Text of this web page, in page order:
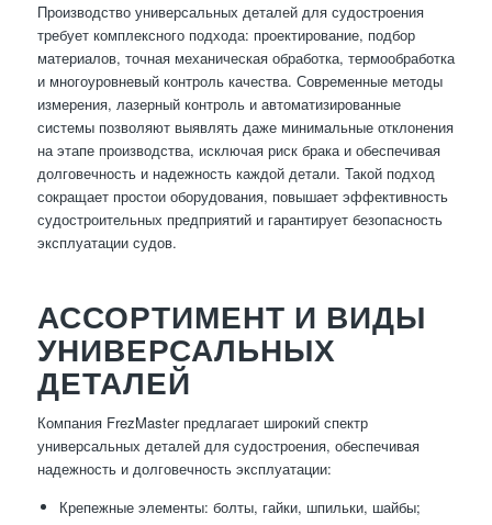
Производство универсальных деталей для судостроения
требует комплексного подхода: проектирование, подбор
материалов, точная механическая обработка, термообработка
и многоуровневый контроль качества. Современные методы
измерения, лазерный контроль и автоматизированные
системы позволяют выявлять даже минимальные отклонения
на этапе производства, исключая риск брака и обеспечивая
долговечность и надежность каждой детали. Такой подход
сокращает простои оборудования, повышает эффективность
судостроительных предприятий и гарантирует безопасность
эксплуатации судов.
АССОРТИМЕНТ И ВИДЫ
УНИВЕРСАЛЬНЫХ
ДЕТАЛЕЙ
Компания FrezMaster предлагает широкий спектр
универсальных деталей для судостроения, обеспечивая
надежность и долговечность эксплуатации:
Крепежные элементы: болты, гайки, шпильки, шайбы;